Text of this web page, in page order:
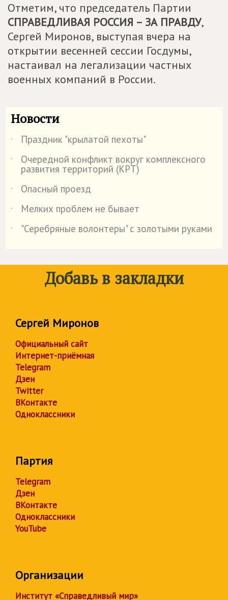
Отметим, что председатель Партии
СПРАВЕДЛИВАЯ РОССИЯ – ЗА ПРАВДУ,
Сергей Миронов, выступая вчера на
открытии весенней сессии Госдумы,
настаивал на легализации частных
военных компаний в России.
Новости
˙
Праздник "крылатой пехоты"
˙
Очередной конфликт вокруг комплексного
развития территорий (КРТ)
˙
Опасный проезд
˙
Мелких проблем не бывает
˙
"Серебряные волонтеры" с золотыми руками
Добавь в закладки
Сергей Миронов
Официальный сайт
Интернет-приёмная
Telegram
Дзен
Twitter
ВКонтакте
Одноклассники
Партия
Telegram
Дзен
ВКонтакте
Одноклассники
YouTube
Организации
Институт «Справедливый мир»